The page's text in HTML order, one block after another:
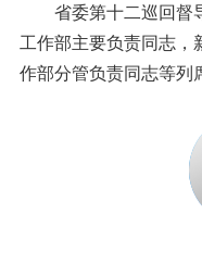
省委第十二巡回督
工作部主要负责同志，
作部分管负责同志等列